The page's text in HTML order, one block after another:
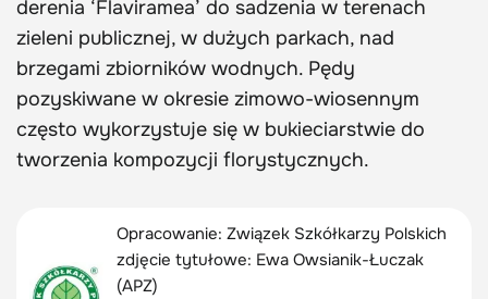
derenia ‘Flaviramea’ do sadzenia w terenach
zieleni publicznej, w dużych parkach, nad
brzegami zbiorników wodnych. Pędy
pozyskiwane w okresie zimowo-wiosennym
często wykorzystuje się w bukieciarstwie do
tworzenia kompozycji florystycznych.
Opracowanie: Związek Szkółkarzy Polskich
zdjęcie tytułowe: Ewa Owsianik-Łuczak
(APZ)